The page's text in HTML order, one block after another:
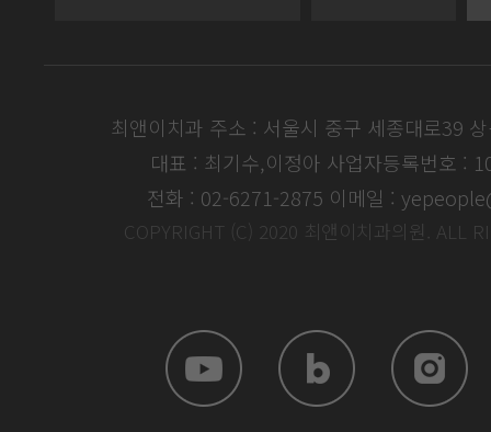
최앤이치과 주소 : 서울시 중구 세종대로39
대표 : 최기수,이정아 사업자등록번호 :
전화 : 02-6271-2875 이메일 :
COPYRIGHT (C) 2020 최앤이치과의원. ALL